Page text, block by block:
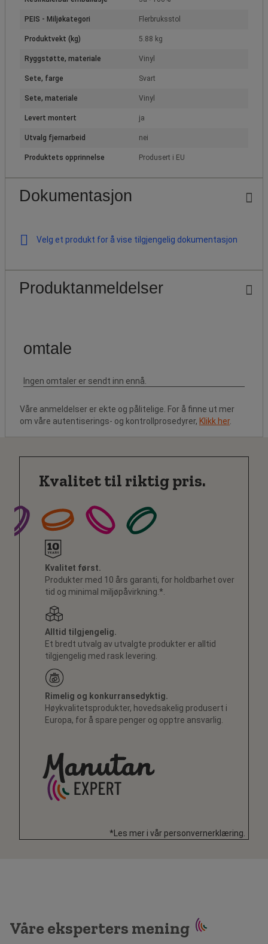
PEIS - Miljøkategori Flerbruksstol
Produktvekt (kg) 5.88 kg
Ryggstøtte, materiale Vinyl
Sete, farge Svart
Sete, materiale Vinyl
Levert montert ja
Utvalg fjernarbeid nei
Produktets opprinnelse Produsert i EU
Dokumentasjon
Velg et produkt for å vise tilgjengelig dokumentasjon
Produktanmeldelser
Våre anmeldelser er ekte og pålitelige. For å finne ut mer
om våre autentiserings- og kontrollprosedyrer, Klikk her.
Kvalitet til riktig pris.
Kvalitet først.
Produkter med 10 års garanti, for holdbarhet over
tid og minimal miljøpåvirkning.*.
Alltid tilgjengelig.
Et bredt utvalg av utvalgte produkter er alltid
tilgjengelig med rask levering.
Rimelig og konkurransedyktig.
Høykvalitetsprodukter, hovedsakelig produsert i
Europa, for å spare penger og opptre ansvarlig.
*Les mer i vår personvernerklæring.
Våre eksperters mening